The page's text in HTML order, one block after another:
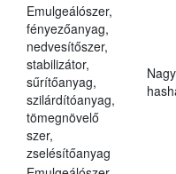
Emulgeálószer,
fényezőanyag,
nedvesítőszer,
stabilizátor,
sűrítőanyag,
szilárdítóanyag,
tömegnövelő
szer,
zselésítőanyag